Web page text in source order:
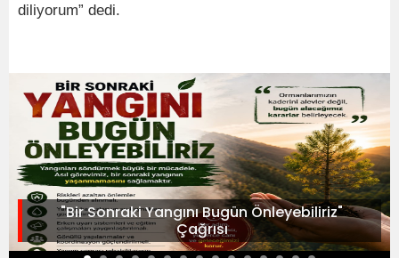
diliyorum” dedi.
"Bir Sonraki Yangını Bugün Önleyebiliriz"
Çağrısı